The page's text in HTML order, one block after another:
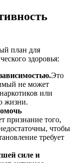
план для
здоровья:
Это
не может
или
жизни.
признание того,
чтобы
требует
силе и